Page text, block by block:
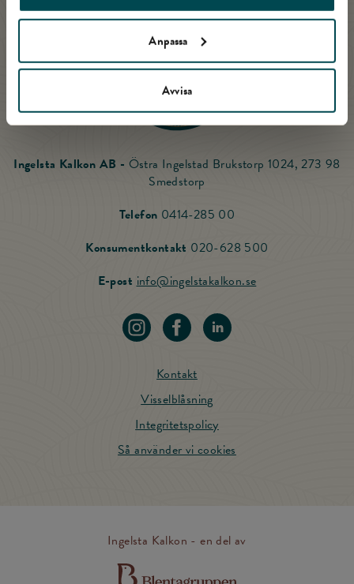
Anpassa
Avvisa
Ingelsta Kalkon AB - Östra Ingelstad Brukstorp 1024, 273 98
Smedstorp
Telefon 0414-285 00
Konsumentkontakt 020-628 500
E-postinfo@ingelstakalkon.seSkicka mail till
Kontakt
Visselblåsning
Integritetspolicy
Så använder vi cookies
Ingelsta Kalkon - en del av
Till Blentagruppens hemsida